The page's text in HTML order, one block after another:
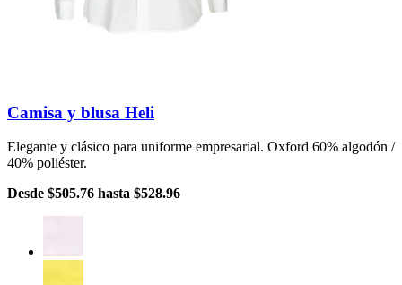
Camisa y blusa Heli
Elegante y clásico para uniforme empresarial. Oxford 60% algodón /
40% poliéster.
Desde $505.76 hasta $528.96